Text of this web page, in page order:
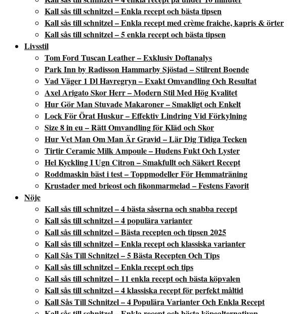
Kall sås till schnitzel – Enkla recept och bästa tipsen
Kall sås till schnitzel – Enkla recept med crème fraiche, kapris & örter
Kall sås till schnitzel – 5 enkla recept och bästa tipsen
Livsstil
Tom Ford Tuscan Leather – Exklusiv Doftanalys
Park Inn by Radisson Hammarby Sjöstad – Stilrent Boende
Vad Väger 1 Dl Havregryn – Exakt Omvandling Och Resultat
Axel Arigato Skor Herr – Modern Stil Med Hög Kvalitet
Hur Gör Man Stuvade Makaroner – Smakligt och Enkelt
Lock För Örat Huskur – Effektiv Lindring Vid Förkylning
Size 8 in eu – Rätt Omvandling för Kläd och Skor
Hur Vet Man Om Man Är Gravid – Lär Dig Tidiga Tecken
Tirtir Ceramic Milk Ampoule – Hudens Fukt Och Lyster
Hel Kyckling I Ugn Citron – Smakfullt och Säkert Recept
Roddmaskin bäst i test – Toppmodeller För Hemmaträning
Krustader med brieost och fikonmarmelad – Festens Favorit
Nöje
Kall sås till schnitzel – 4 bästa såserna och snabba recept
Kall sås till schnitzel – 4 populära varianter
Kall sås till schnitzel – Bästa recepten och tipsen 2025
Kall sås till schnitzel – Enkla recept och klassiska varianter
Kall Sås Till Schnitzel – 5 Bästa Recepten Och Tips
Kall sås till schnitzel – Enkla recept och tips
Kall sås till schnitzel – 11 enkla recept och bästa köpvalen
Kall sås till schnitzel – 4 klassiska recept för perfekt måltid
Kall Sås Till Schnitzel – 4 Populära Varianter Och Enkla Recept